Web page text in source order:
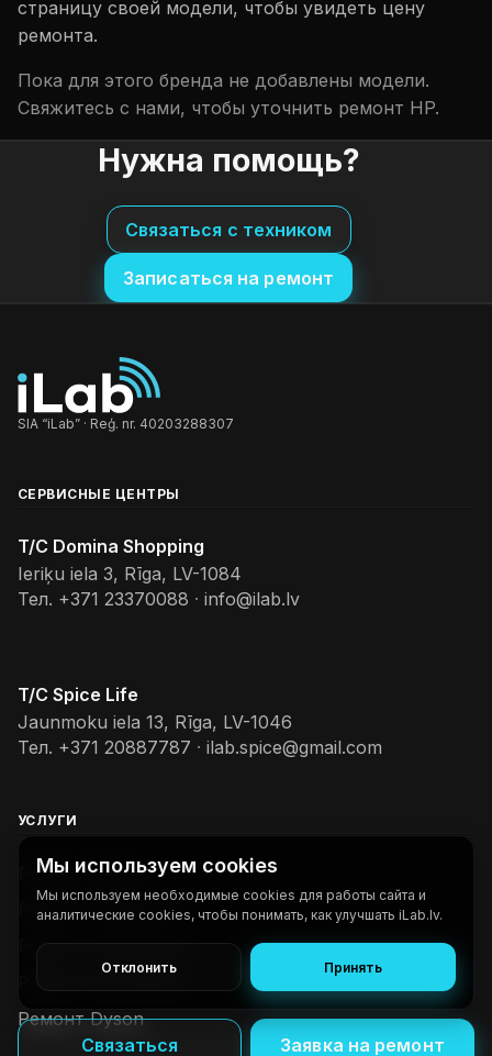
Связаться Заявка на ремонт
страницу своей модели, чтобы увидеть цену
ремонта.
Пока для этого бренда не добавлены модели.
Свяжитесь с нами, чтобы уточнить ремонт HP.
Нужна помощь?
Связаться с техником
Записаться на ремонт
SIA “iLab” · Reģ. nr. 40203288307
СЕРВИСНЫЕ ЦЕНТРЫ
T/C Domina Shopping
Ieriķu iela 3, Rīga, LV-1084
Тел. +371 23370088 · info@ilab.lv
T/C Spice Life
Jaunmoku iela 13, Rīga, LV-1046
Тел. +371 20887787 · ilab.spice@gmail.com
УСЛУГИ
Ремонт iPhone
Ремонт телефонов
Ремонт планшетов
Ремонт ноутбуков
Ремонт Dyson
Мы используем cookies
Мы используем необходимые cookies для работы сайта и
аналитические cookies, чтобы понимать, как улучшать iLab.lv.
Отклонить Принять